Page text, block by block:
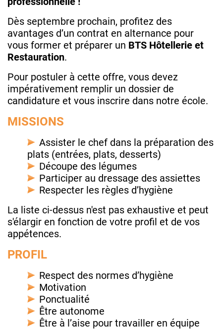
Dès septembre prochain, profitez des
avantages d’un contrat en alternance pour
vous former et préparer un BTS Hôtellerie et
Restauration.
Pour postuler à cette offre, vous devez
impérativement remplir un dossier de
candidature et vous inscrire dans notre école.
MISSIONS
Assister le chef dans la préparation des
plats (entrées, plats, desserts)
Découpe des légumes
Participer au dressage des assiettes
Respecter les règles d’hygiène
La liste ci-dessus n'est pas exhaustive et peut
s'élargir en fonction de votre profil et de vos
appétences.
PROFIL
Respect des normes d’hygiène
Motivation
Ponctualité
Être autonome
Être à l’aise pour travailler en équipe